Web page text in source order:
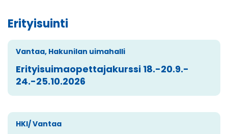
Erityisuinti
Vantaa, Hakunilan uimahalli
Erityisuimaopettajakurssi 18.-20.9.-
24.-25.10.2026
HKI/ Vantaa